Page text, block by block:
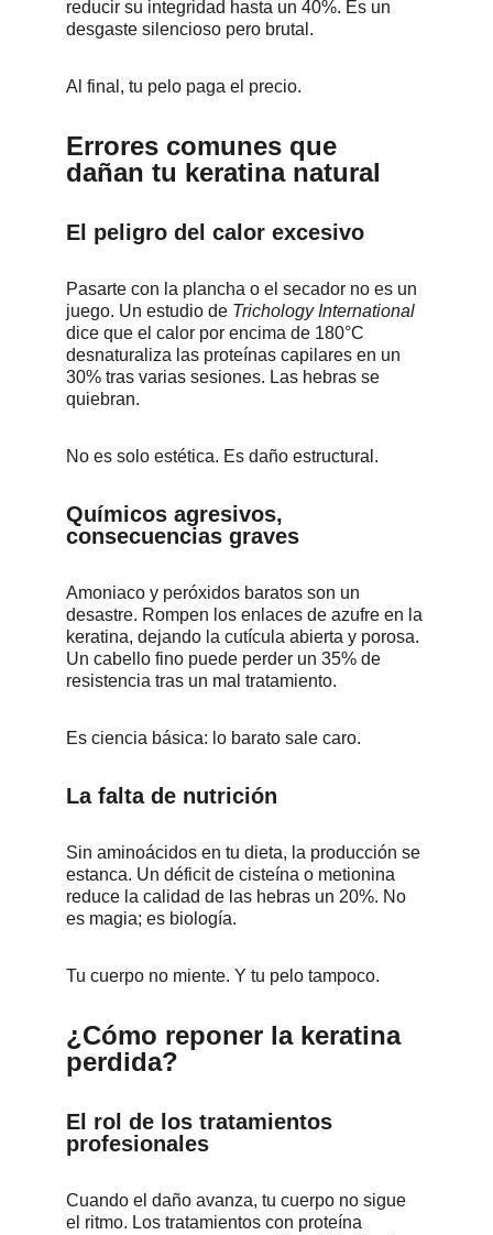
reducir su integridad hasta un 40%. Es un
desgaste silencioso pero brutal.
Al final, tu pelo paga el precio.
Errores comunes que
dañan tu keratina natural
El peligro del calor excesivo
Pasarte con la plancha o el secador no es un
juego. Un estudio de Trichology International
dice que el calor por encima de 180°C
desnaturaliza las proteínas capilares en un
30% tras varias sesiones. Las hebras se
quiebran.
No es solo estética. Es daño estructural.
Químicos agresivos,
consecuencias graves
Amoniaco y peróxidos baratos son un
desastre. Rompen los enlaces de azufre en la
keratina, dejando la cutícula abierta y porosa.
Un cabello fino puede perder un 35% de
resistencia tras un mal tratamiento.
Es ciencia básica: lo barato sale caro.
La falta de nutrición
Sin aminoácidos en tu dieta, la producción se
estanca. Un déficit de cisteína o metionina
reduce la calidad de las hebras un 20%. No
es magia; es biología.
Tu cuerpo no miente. Y tu pelo tampoco.
¿Cómo reponer la keratina
perdida?
El rol de los tratamientos
profesionales
Cuando el daño avanza, tu cuerpo no sigue
el ritmo. Los tratamientos con proteína